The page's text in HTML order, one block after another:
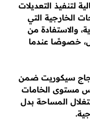
لتنفيذ التعديلات
الخارجية التي
والاستفادة من
خصوصًا عندما
زجاج سيكوريت ضمن
مستوى الخامات
المساحة بدل